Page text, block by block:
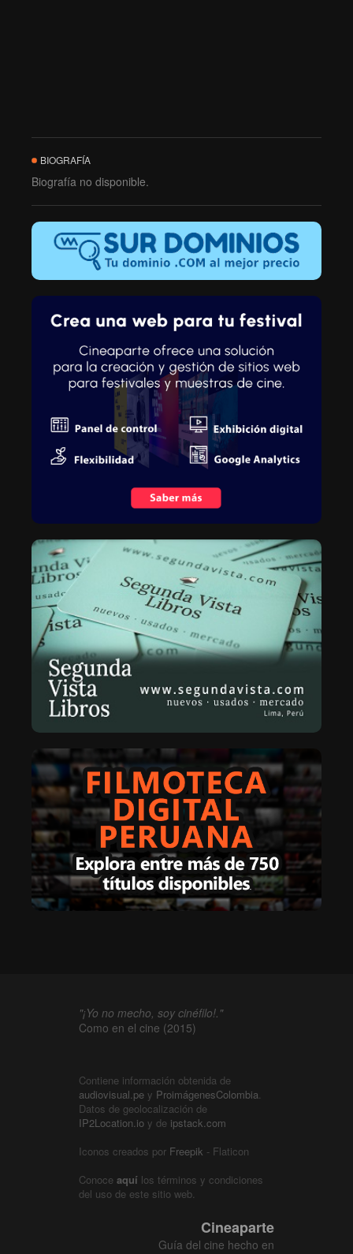
BIOGRAFÍA
Biografía no disponible.
"¡Yo no mecho, soy cinéfilo!."
Como en el cine (2015)
Contiene información obtenida de
audiovisual.pe y ProimágenesColombia.
Datos de geolocalización de
IP2Location.io y de ipstack.com
Iconos creados por Freepik - Flaticon
Conoce aquí los términos y condiciones
del uso de este sitio web.
Cineaparte
Guía del cine hecho en